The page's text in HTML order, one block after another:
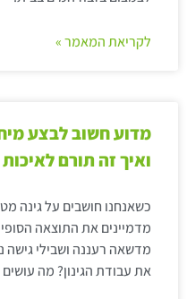
לקריאת המאמר »
מדוע חשוב לבצע
ואיך זה תורם
כשאנחנו חושבים על גינה
מדמיינים את התוצאה
מדשאה רעננה ושבילי גישה
את עבודת הגינון? מה